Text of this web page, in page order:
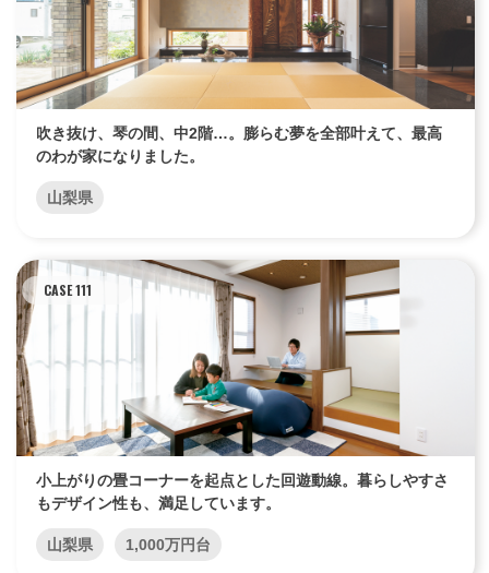
吹き抜け、琴の間、中2階…。膨らむ夢を全部叶えて、最高
のわが家になりました。
山梨県
CASE 111
小上がりの畳コーナーを起点とした回遊動線。暮らしやすさ
もデザイン性も、満足しています。
山梨県 1,000万円台